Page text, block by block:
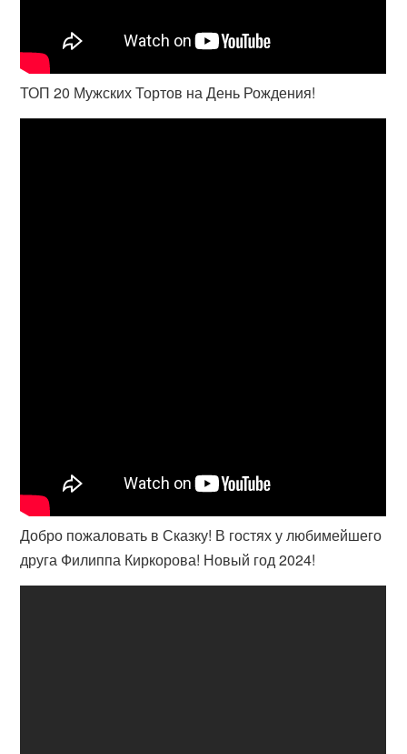
ТОП 20 Мужских Тортов на День Рождения!
Добро пожаловать в Сказку! В гостях у любимейшего
друга Филиппа Киркорова! Новый год 2024!